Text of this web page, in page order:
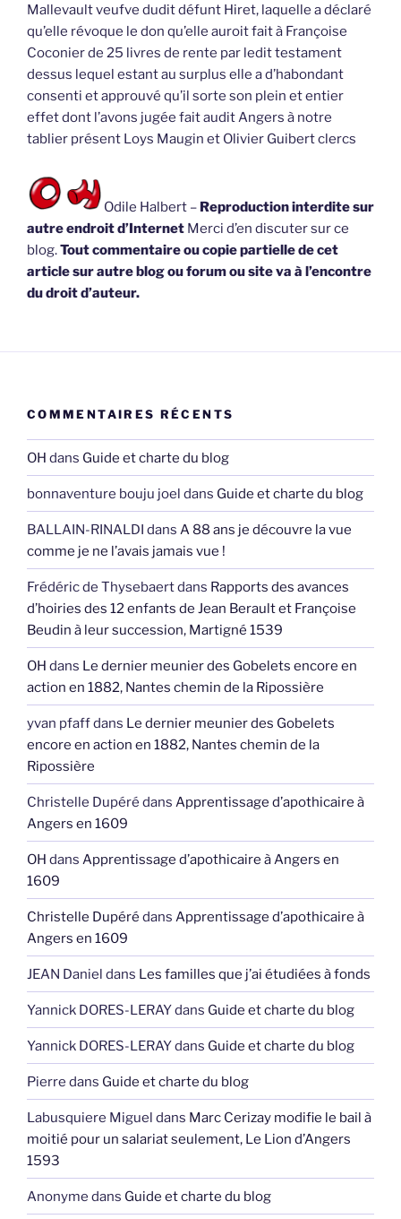
Mallevault veufve dudit défunt Hiret, laquelle a déclaré
qu’elle révoque le don qu’elle auroit fait à Françoise
Coconier de 25 livres de rente par ledit testament
dessus lequel estant au surplus elle a d’habondant
consenti et approuvé qu’il sorte son plein et entier
effet dont l’avons jugée fait audit Angers à notre
tablier présent Loys Maugin et Olivier Guibert clercs
Odile Halbert – Reproduction interdite sur
autre endroit d’Internet Merci d’en discuter sur ce
blog.Tout commentaire ou copie partielle de cet
article sur autre blog ou forum ou site va à l’encontre
du droit d’auteur.
COMMENTAIRES RÉCENTS
OH dans Guide et charte du blog
bonnaventure bouju joel dans Guide et charte du blog
BALLAIN-RINALDI dans A 88 ans je découvre la vue
comme je ne l’avais jamais vue !
Frédéric de Thysebaertdans Rapports des avances
d’hoiries des 12 enfants de Jean Berault et Françoise
Beudin à leur succession, Martigné 1539
OH dans Le dernier meunier des Gobelets encore en
action en 1882, Nantes chemin de la Ripossière
yvan pfaffdans Le dernier meunier des Gobelets
encore en action en 1882, Nantes chemin de la
Ripossière
Christelle Dupéré dans Apprentissage d’apothicaire à
Angers en 1609
OH dans Apprentissage d’apothicaire à Angers en
1609
Christelle Dupéré dans Apprentissage d’apothicaire à
Angers en 1609
JEAN Daniel dans Les familles que j’ai étudiées à fonds
Yannick DORES-LERAYdans Guide et charte du blog
Yannick DORES-LERAYdans Guide et charte du blog
Pierre dans Guide et charte du blog
Labusquiere Miguel dans Marc Cerizay modifie le bail à
moitié pour un salariat seulement, Le Lion d’Angers
1593
Anonyme dans Guide et charte du blog